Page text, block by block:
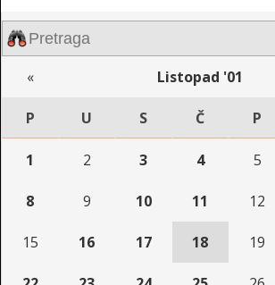
« Listopad '01
P U S Č P
1 2 3 4 5
8 9 10 11 12
15 16 17 18 19